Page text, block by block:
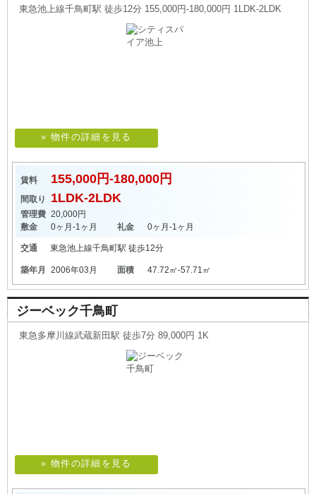
東急池上線千鳥町駅 徒歩12分 155,000円-180,000円 1LDK-2LDK
» 物件の詳細を見る
賃料 155,000円-180,000円
間取り 1LDK-2LDK
管理費 20,000円
敷金
0ヶ月-1ヶ月 礼金 0ヶ月-1ヶ月
交通 東急池上線千鳥町駅 徒歩12分
築年月 2006年03月 面積 47.72㎡-57.71㎡
ジーベック千鳥町
東急多摩川線武蔵新田駅 徒歩7分 89,000円 1K
» 物件の詳細を見る